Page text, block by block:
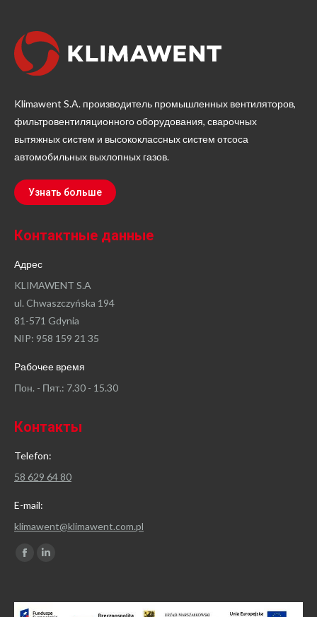
Klimawent S.A. производитель промышленных вентиляторов,
фильтровентиляционного оборудования, сварочных
вытяжных систем и высококлассных систем отсоса
автомобильных выхлопных газов.
Узнать больше
Контактные данные
Адрес
KLIMAWENT S.A
ul. Chwaszczyńska 194
81-571 Gdynia
NIP: 958 159 21 35
Рабочее время
Пон. - Пят.: 7.30 - 15.30
Контакты
Telefon:
58 629 64 80
E-mail:
klimawent@klimawent.com.pl
Найдите нас:
Facebook